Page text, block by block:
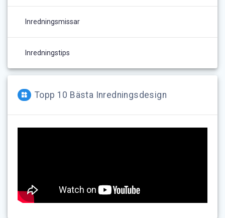
Inredningsmissar
Inredningstips
Topp 10 Bästa Inredningsdesign